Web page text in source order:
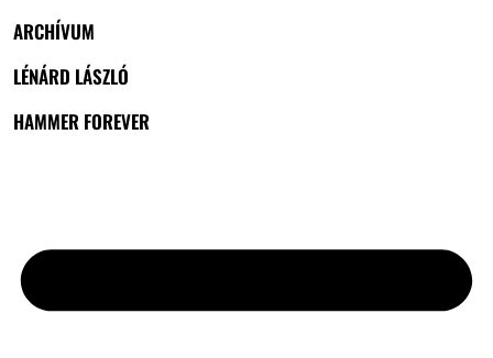
ARCHÍVUM
LÉNÁRD LÁSZLÓ
HAMMER FOREVER